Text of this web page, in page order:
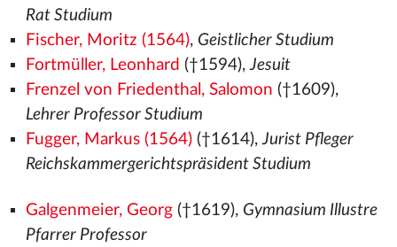
Rat Studium
Fischer, Moritz (1564), Geistlicher Studium
Fortmüller, Leonhard (†1594),Jesuit
Frenzel von Friedenthal, Salomon (†1609),
Lehrer Professor Studium
Fugger, Markus (1564)(†1614),Jurist Pfleger
Reichskammergerichtspräsident Studium
Galgenmeier, Georg(†1619), Gymnasium Illustre
Pfarrer Professor